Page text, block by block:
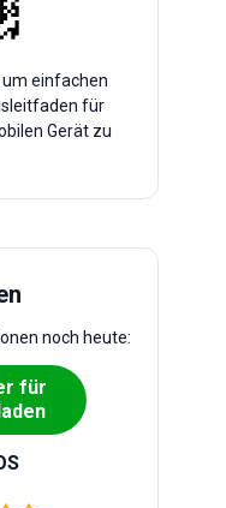
um einfachen
für
Gerät zu
noch heute:
für